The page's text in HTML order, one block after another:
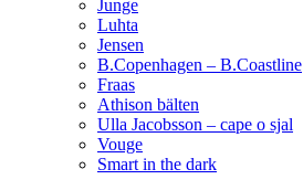
Junge
Luhta
Jensen
B.Copenhagen – B.Coastline
Fraas
Athison bälten
Ulla Jacobsson – cape o sjal
Vouge
Smart in the dark